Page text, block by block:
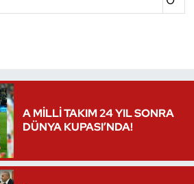
A MİLLİ TAKIM 24 YIL SONRA
DÜNYA KUPASI’NDA!